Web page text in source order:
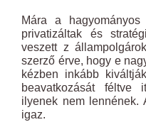
Mára a
privatizáltak és
veszett z
szerző érve, hogy e
kézben inkább
beavatkozását féltve
ilyenek nem lennének.
igaz.